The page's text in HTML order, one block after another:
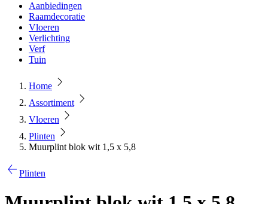
Aanbiedingen
Raamdecoratie
Vloeren
Verlichting
Verf
Tuin
Home
Assortiment
Vloeren
Plinten
Muurplint blok wit 1,5 x 5,8
Plinten